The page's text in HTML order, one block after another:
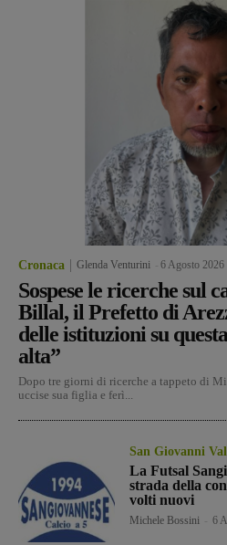
Cronaca Glenda Venturini 6 Agosto 2026
Sospese le ricerche sul
Billal, il Prefetto di
delle istituzioni su
alta”
Dopo tre giorni di ricerche a tappeto di
uccise sua figlia e ferì...
San Giovanni
La Futsal
strada della
volti nuovi
Michele Bossini 6